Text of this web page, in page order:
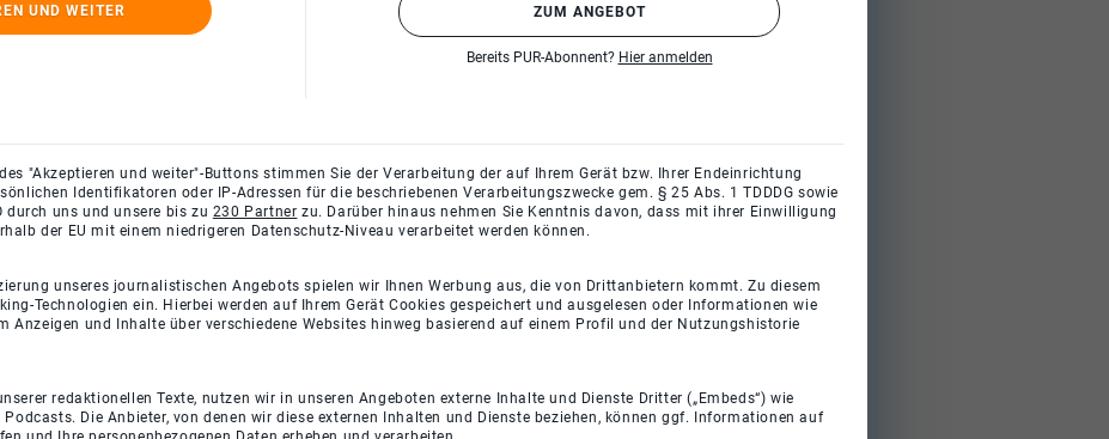
UND WEITER ZUM ANGEBOT
Bereits PUR-Abonnent? Hier anmelden
"Akzeptieren und weiter"-Buttons stimmen Sie der Verarbeitung der auf Ihrem Gerät bzw. Ihrer Endeinrichtung
Identifikatoren oder IP-Adressen für die beschriebenen Verarbeitungszwecke gem. § 25 Abs. 1 TDDDG sowie
durch uns und unsere bis zu 230 Partner zu. Darüber hinaus nehmen Sie Kenntnis davon, dass mit ihrer Einwilligung
der EU mit einem niedrigeren Datenschutz-Niveau verarbeitet werden können.
unseres journalistischen Angebots spielen wir Ihnen Werbung aus, die von Drittanbietern kommt. Zu diesem
Technologien ein. Hierbei werden auf Ihrem Gerät Cookies gespeichert und ausgelesen oder Informationen wie
Anzeigen und Inhalte über verschiedene Websites hinweg basierend auf einem Profil und der Nutzungshistorie
redaktionellen Texte, nutzen wir in unseren Angeboten externe Inhalte und Dienste Dritter („Embeds“) wie
Die Anbieter, von denen wir diese externen Inhalten und Dienste beziehen, können ggf. Informationen auf